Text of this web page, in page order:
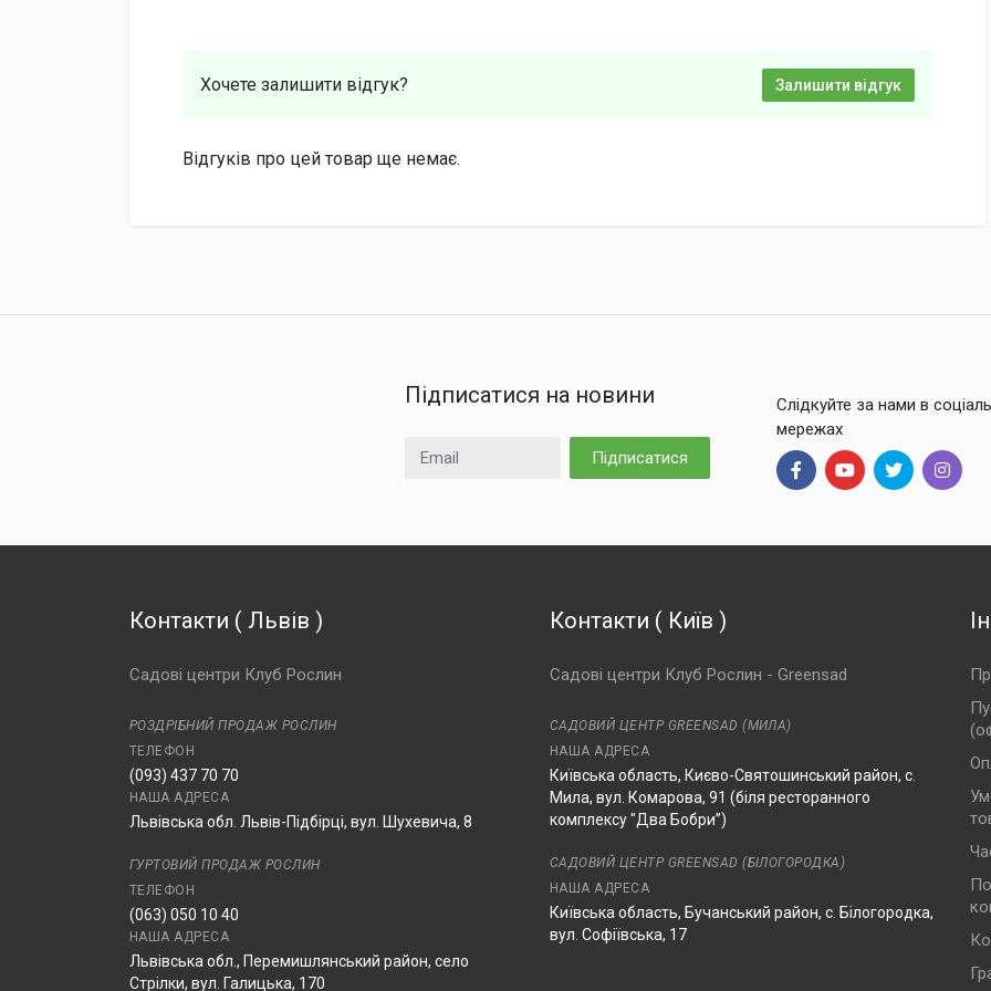
Хочете залишити відгук? Залишити відгук
Відгуків про цей товар ще немає.
Підписатися на новини
Email Підписатися
Слідкуйте за нами в
мережах
Контакти ( Львів )
Садові центри Клуб Рослин
РОЗДРІБНИЙ ПРОДАЖ РОСЛИН
ТЕЛЕФОН
(093) 437 70 70
НАША АДРЕСА
Львівська обл. Львів-Підбірці, вул. Шухевича, 8
ГУРТОВИЙ ПРОДАЖ РОСЛИН
ТЕЛЕФОН
(063) 050 10 40
НАША АДРЕСА
Львівська обл., Перемишлянський район, село
Стрілки, вул. Галицька, 170
Контакти ( Київ )
Садові центри Клуб Рослин - Greensad
САДОВИЙ ЦЕНТР GREENSAD (МИЛА)
НАША АДРЕСА
Київська область, Києво-Святошинський район, с.
Мила, вул. Комарова, 91 (біля ресторанного
комплексу "Два Бобри”)
САДОВИЙ ЦЕНТР GREENSAD (БІЛОГОРОДКА)
НАША АДРЕСА
Київська область, Бучанський район, с. Білогородка,
вул. Софіївська, 17